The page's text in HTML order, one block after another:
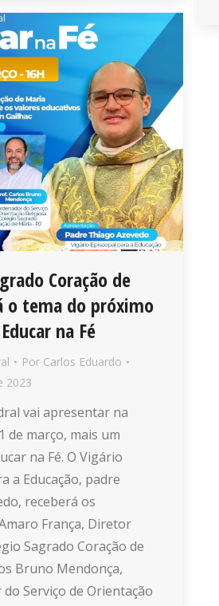
Coração de
o tema do próximo
na Fé
Por Carlos Eduardo
2023
vai apresentar na
de março, mais um
na Fé. O Vigário
a Educação, padre
receberá os
França, Diretor
Sagrado Coração de
Bruno Mendonça,
Serviço de Orientação